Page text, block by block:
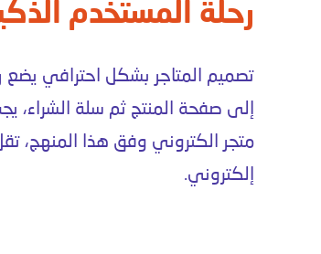
رحلة المستخدم
تصميم المتاجر بشكل احترافي يضع
إلى صفحة المنتج ثم سلة
متجر الكتروني وفق هذا المنهج،
إلكتروني.